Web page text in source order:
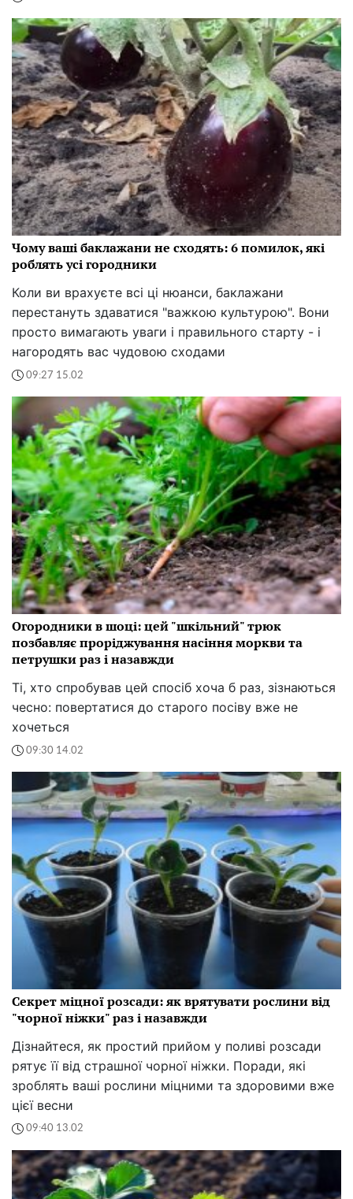
Чому ваші баклажани не сходять: 6 помилок, які
роблять усі городники
Коли ви врахуєте всі ці нюанси, баклажани
перестануть здаватися "важкою культурою". Вони
просто вимагають уваги і правильного старту - і
нагородять вас чудовою сходами
09:27 15.02
Огородники в шоці: цей "шкільний" трюк
позбавляє проріджування насіння моркви та
петрушки раз і назавжди
Ті, хто спробував цей спосіб хоча б раз, зізнаються
чесно: повертатися до старого посіву вже не
хочеться
09:30 14.02
Секрет міцної розсади: як врятувати рослини від
"чорної ніжки" раз і назавжди
Дізнайтеся, як простий прийом у поливі розсади
рятує її від страшної чорної ніжки. Поради, які
зроблять ваші рослини міцними та здоровими вже
цієї весни
09:40 13.02